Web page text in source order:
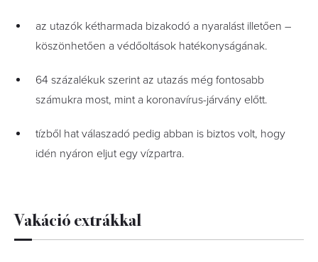
az utazók kétharmada bizakodó a nyaralást illetően –
köszönhetően a védőoltások hatékonyságának.
64 százalékuk szerint az utazás még fontosabb
számukra most, mint a koronavírus-járvány előtt.
tízből hat válaszadó pedig abban is biztos volt, hogy
idén nyáron eljut egy vízpartra.
Vakáció extrákkal